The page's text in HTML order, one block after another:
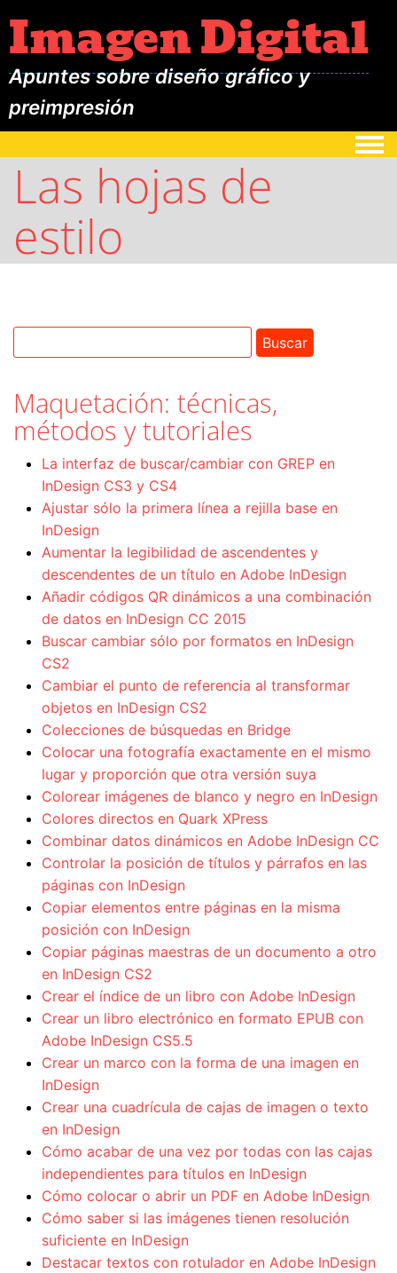
Imagen Digital
Apuntes sobre diseño gráfico y
preimpresión
Las hojas de
estilo
Maquetación: técnicas,
métodos y tutoriales
La interfaz de buscar/cambiar con GREP en
InDesign CS3 y CS4
Ajustar sólo la primera línea a rejilla base en
InDesign
Aumentar la legibilidad de ascendentes y
descendentes de un título en Adobe InDesign
Añadir códigos QR dinámicos a una combinación
de datos en InDesign CC 2015
Buscar cambiar sólo por formatos en InDesign
CS2
Cambiar el punto de referencia al transformar
objetos en InDesign CS2
Colecciones de búsquedas en Bridge
Colocar una fotografía exactamente en el mismo
lugar y proporción que otra versión suya
Colorear imágenes de blanco y negro en InDesign
Colores directos en Quark XPress
Combinar datos dinámicos en Adobe InDesign CC
Controlar la posición de títulos y párrafos en las
páginas con InDesign
Copiar elementos entre páginas en la misma
posición con InDesign
Copiar páginas maestras de un documento a otro
en InDesign CS2
Crear el índice de un libro con Adobe InDesign
Crear un libro electrónico en formato EPUB con
Adobe InDesign CS5.5
Crear un marco con la forma de una imagen en
InDesign
Crear una cuadrícula de cajas de imagen o texto
en InDesign
Cómo acabar de una vez por todas con las cajas
independientes para títulos en InDesign
Cómo colocar o abrir un PDF en Adobe InDesign
Cómo saber si las imágenes tienen resolución
suficiente en InDesign
Destacar textos con rotulador en Adobe InDesign